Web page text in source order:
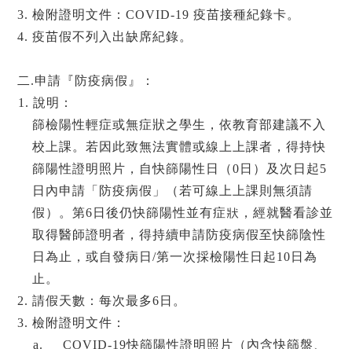
3. 檢附證明文件：COVID-19 疫苗接種紀錄卡。
4. 疫苗假不列入出缺席紀錄。
二.申請『防疫病假』：
1. 說明：
篩檢陽性輕症或無症狀之學生，依教育部建議不入
校上課。若因此致無法實體或線上上課者，得持快
篩陽性證明照片，自快篩陽性日（0日）及次日起5
日內申請「防疫病假」（若可線上上課則無須請
假）。第6日後仍快篩陽性並有症狀，經就醫看診並
取得醫師證明者，得持續申請防疫病假至快篩陰性
日為止，或自發病日/第一次採檢陽性日起10日為
止。
2. 請假天數：每次最多6日。
3. 檢附證明文件：
a. COVID-19快篩陽性證明照片（內含快篩盤、